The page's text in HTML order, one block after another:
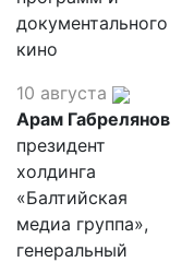
документального
кино
10 августа
Арам Габрелянов
президент
холдинга
«Балтийская
медиа группа»,
генеральный